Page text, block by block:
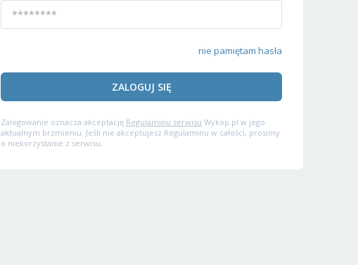
nie pamiętam hasła
ZALOGUJ SIĘ
Zalogowanie oznacza akceptację Regulaminu serwisu Wykop.pl w jego
aktualnym brzmieniu. Jeśli nie akceptujesz Regulaminu w całości, prosimy
o niekorzystanie z serwisu.